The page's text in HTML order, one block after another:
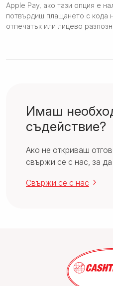
Apple Pay, ако тази опция е
потвърдиш плащането с кода
отпечатък или лицево
Имаш
съдействие?
Ако не откриваш
свържи се с нас, за
Свържи се с нас